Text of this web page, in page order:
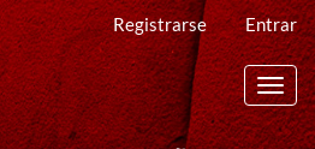
Registrarse Entrar